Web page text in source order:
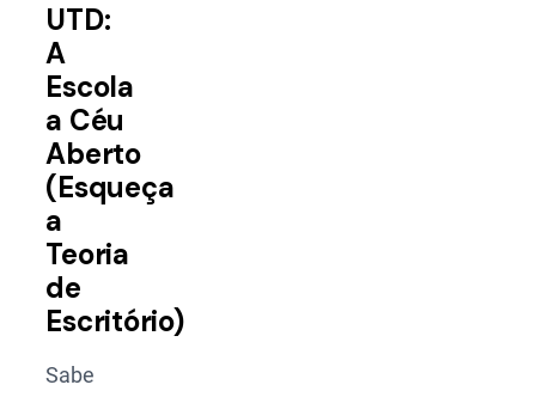
UTD:
A
Escola
a Céu
Aberto
(Esqueça
a
Teoria
de
Escritório)
Sabe